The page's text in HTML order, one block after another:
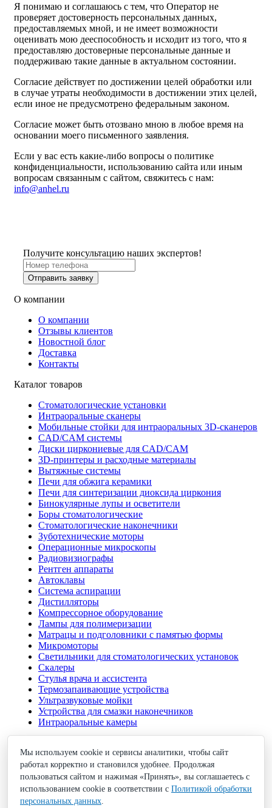
Я понимаю и соглашаюсь с тем, что Оператор не
проверяет достоверность персональных данных,
предоставляемых мной, и не имеет возможности
оценивать мою дееспособность и исходит из того, что я
предоставляю достоверные персональные данные и
поддерживаю такие данные в актуальном состоянии.
Согласие действует по достижении целей обработки или
в случае утраты необходимости в достижении этих целей,
если иное не предусмотрено федеральным законом.
Согласие может быть отозвано мною в любое время на
основании моего письменного заявления.
Если у вас есть какие-либо вопросы о политике
конфиденциальности, использованию сайта или иным
вопросам связанным с сайтом, свяжитесь с нам:
info@anhel.ru
Получите консультацию наших экспертов!
Отправить заявку
О компании
О компании
Отзывы клиентов
Новостной блог
Доставка
Контакты
Каталог товаров
Стоматологические установки
Интраоральные сканеры
Мобильные стойки для интраоральных 3D-сканеров
CAD/CAM системы
Диски циркониевые для CAD/CAM
3D-принтеры и расходные материалы
Вытяжные системы
Печи для обжига керамики
Печи для синтеризации диоксида циркония
Бинокулярные лупы и осветители
Боры стоматологические
Стоматологические наконечники
Зуботехнические моторы
Операционные микроскопы
Радиовизиографы
Рентген аппараты
Автоклавы
Система аспирации
Дистилляторы
Компрессорное оборудование
Лампы для полимеризации
Матрацы и подголовники с памятью формы
Микромоторы
Светильники для стоматологических установок
Скалеры
Стулья врача и ассистента
Термозапаивающие устройства
Ультразвуковые мойки
Устройства для смазки наконечников
Интраоральные камеры
Отдел продаж 8 800 775 90 38
Техническая поддержка 8 800 700 88 51
sales@anhel.ru
Мы используем cookie и сервисы аналитики, чтобы сайт
работал корректно и становился удобнее. Продолжая
пользоваться сайтом и нажимая «Принять», вы соглашаетесь с
использованием cookie в соответствии с Политикой обработки
персональных данных.